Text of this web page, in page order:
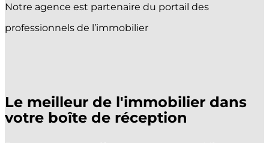
Notre agence est partenaire du portail des
professionnels de l’immobilier
Le meilleur de l'immobilier dans
votre boîte de réception